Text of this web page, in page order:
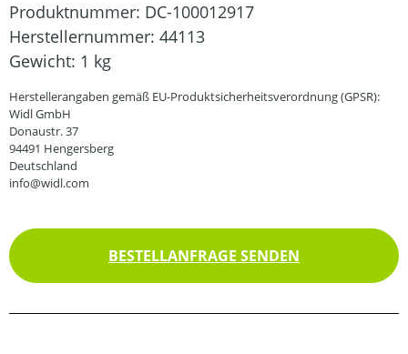
Produktnummer: DC-100012917
Herstellernummer: 44113
Gewicht: 1 kg
Herstellerangaben gemäß EU-Produktsicherheitsverordnung (GPSR):
Widl GmbH
Donaustr. 37
94491 Hengersberg
Deutschland
info@widl.com
BESTELLANFRAGE SENDEN